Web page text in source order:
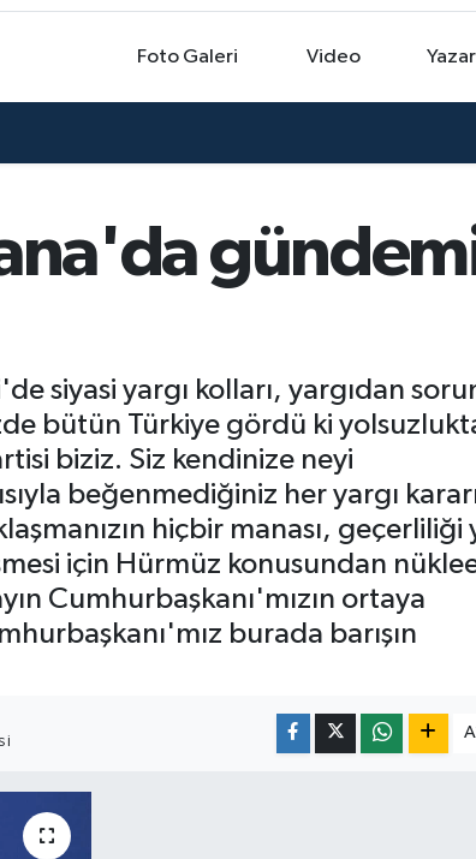
Foto Galeri Video
siyasi yargı kolları, yargıdan
bütün Türkiye gördü ki
biziz. Siz kendinize neyi
beğenmediğiniz her yargı
hiçbir manası, geçerliliği
için Hürmüz konusundan
Cumhurbaşkanı'mızın ortaya
burada barışın
A